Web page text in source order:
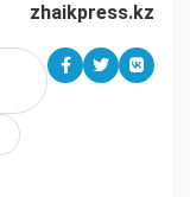
zhaikpress.kz